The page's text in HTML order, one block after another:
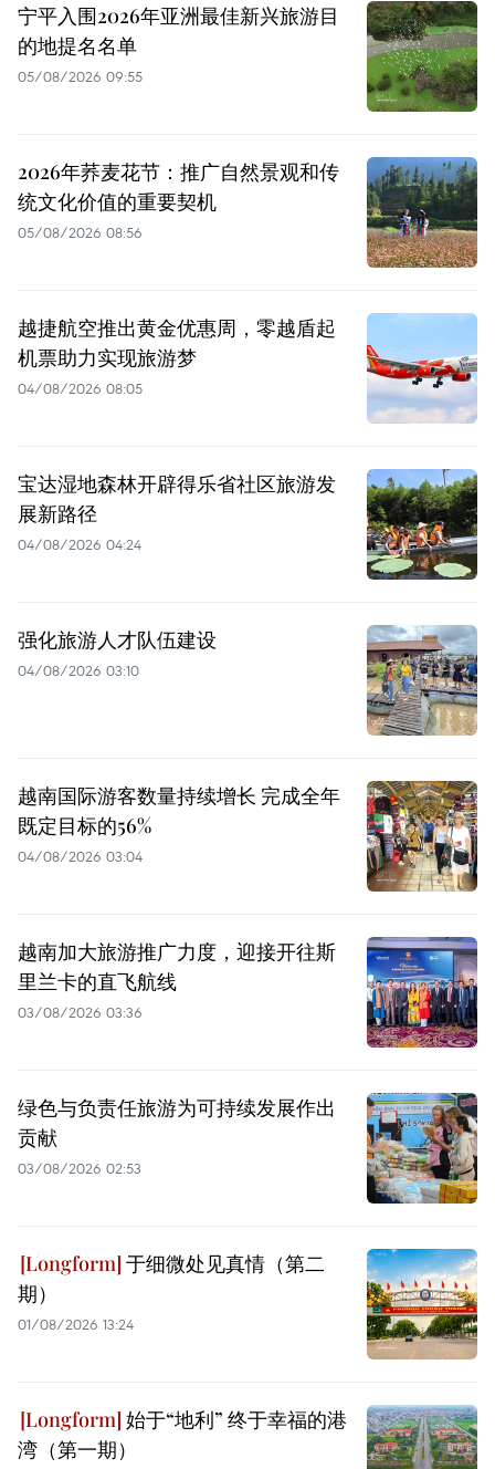
宁平入围2026年亚洲最佳新兴旅游目
的地提名名单
05/08/2026 09:55
2026年荞麦花节：推广自然景观和传
统文化价值的重要契机
05/08/2026 08:56
越捷航空推出黄金优惠周，零越盾起
机票助力实现旅游梦
04/08/2026 08:05
宝达湿地森林开辟得乐省社区旅游发
展新路径
04/08/2026 04:24
强化旅游人才队伍建设
04/08/2026 03:10
越南国际游客数量持续增长 完成全年
既定目标的56%
04/08/2026 03:04
越南加大旅游推广力度，迎接开往斯
里兰卡的直飞航线
03/08/2026 03:36
绿色与负责任旅游为可持续发展作出
贡献
03/08/2026 02:53
于细微处见真情（第二
期）
01/08/2026 13:24
始于“地利” 终于幸福的港
湾（第一期）